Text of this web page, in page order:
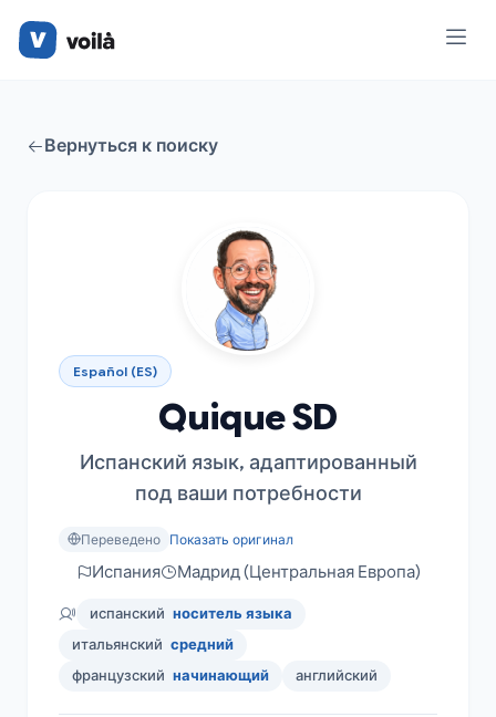
Вернуться к поиску
Español (ES)
Quique SD
Испанский язык, адаптированный
под ваши потребности
Переведено Показать оригинал
Испания Мадрид (Центральная Европа)
испанский носитель языка
итальянский средний
французский начинающий английский